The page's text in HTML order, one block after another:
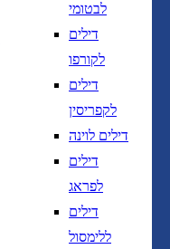
לבטומי
דילים
לקורפו
דילים
לקפריסין
דילים לוינה
דילים
לפראג
דילים
ללימסול